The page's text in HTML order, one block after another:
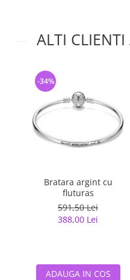
ALTI
Bratara argint cu
fluturas
591,50 Lei
388,00 Lei
-34%
ADAUGA IN COS